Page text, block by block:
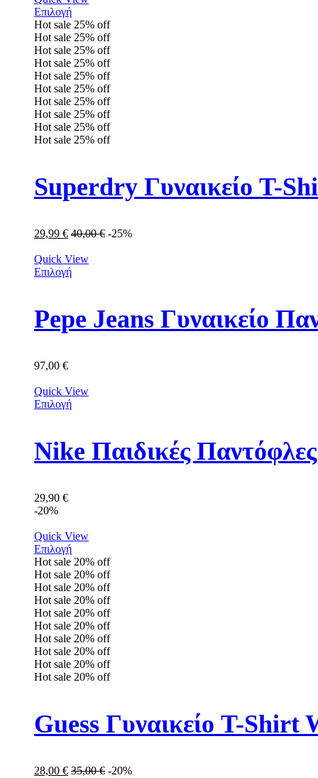
Επιλογή
Hot sale 25% off
Hot sale 25% off
Hot sale 25% off
Hot sale 25% off
Hot sale 25% off
Hot sale 25% off
Hot sale 25% off
Hot sale 25% off
Hot sale 25% off
Hot sale 25% off
Superdry Γυναικείο T-
29,99 € 40,00€ -25%
Quick View
Επιλογή
Pepe Jeans Γυναικείο
97,00 €
Quick View
Επιλογή
Nike Παιδικές
29,90 €
-20%
Quick View
Επιλογή
Hot sale 20% off
Hot sale 20% off
Hot sale 20% off
Hot sale 20% off
Hot sale 20% off
Hot sale 20% off
Hot sale 20% off
Hot sale 20% off
Hot sale 20% off
Hot sale 20% off
Guess Γυναικείο T-
28,00 € 35,00€ -20%